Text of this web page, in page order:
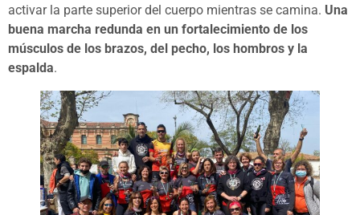
activar la parte superior del cuerpo mientras se camina. Una
buena marcha redunda en un fortalecimiento de los
músculos de los brazos, del pecho, los hombros y la
espalda.